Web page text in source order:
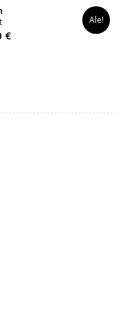
€Nykyinen
Ale!